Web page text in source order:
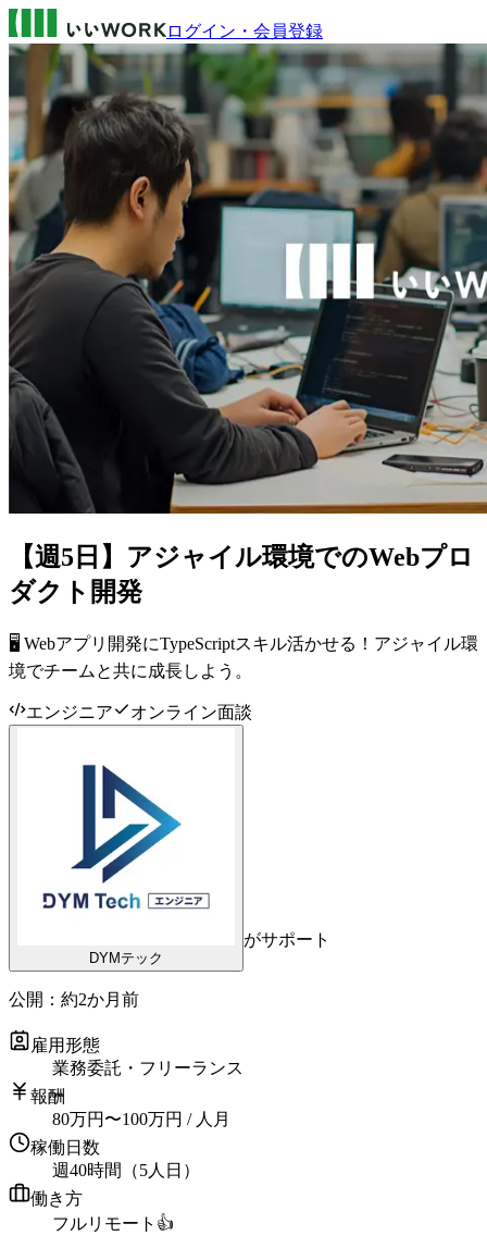
ログイン・会員登録
【週5日】アジャイル環境でのWebプロ
ダクト開発
🖥️ Webアプリ開発にTypeScriptスキル活かせる！アジャイル環
境でチームと共に成長しよう。
エンジニア オンライン面談
DYMテック
がサポート
公開： 約2か月前
雇用形態
業務委託・フリーランス
報酬
80万円 〜100万円 / 人月
稼働日数
週40時間（5人日）
働き方
フルリモート 👍